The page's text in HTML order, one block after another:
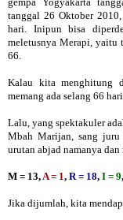
tanggal 26 Oktober
hari. Inipun bisa
meletusnya Merapi, yaitu
66.
Kalau kita menghitung
memang ada selang 66 hari.
Lalu, yang spektakuler
Mbah Marijan, sang
urutan abjad namanya dan
M = 13, A = 1, R = 18, I = 9,
Jika dijumlah, kita